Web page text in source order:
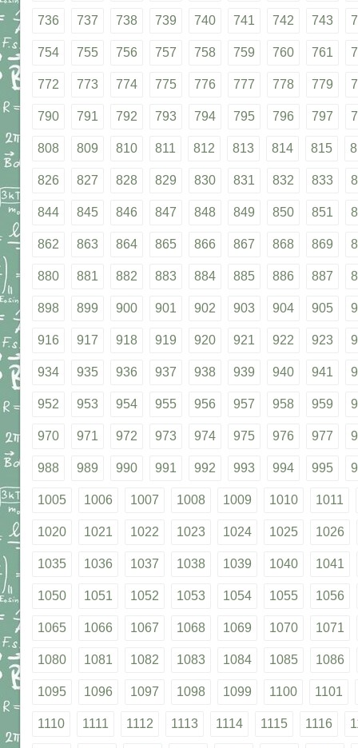
736 737 738 739 740 741 742 743
754 755 756 757 758 759 760 761
772 773 774 775 776 777 778 779
790 791 792 793 794 795 796 797
808 809 810 811 812 813 814 815
826 827 828 829 830 831 832 833
844 845 846 847 848 849 850 851
862 863 864 865 866 867 868 869
880 881 882 883 884 885 886 887
898 899 900 901 902 903 904 905
916 917 918 919 920 921 922 923
934 935 936 937 938 939 940 941
952 953 954 955 956 957 958 959
970 971 972 973 974 975 976 977
988 989 990 991 992 993 994 995
1005 1006 1007 1008 1009 1010 1011
1020 1021 1022 1023 1024 1025 1026
1035 1036 1037 1038 1039 1040 1041
1050 1051 1052 1053 1054 1055 1056
1065 1066 1067 1068 1069 1070 1071
1080 1081 1082 1083 1084 1085 1086
1095 1096 1097 1098 1099 1100 1101
1110 1111 1112 1113 1114 1115 1116